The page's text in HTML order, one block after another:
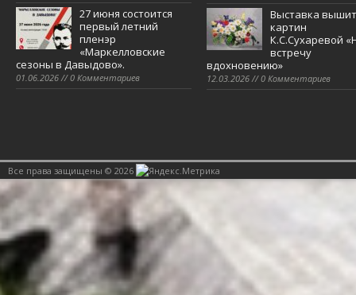
27 июня состоится
первый летний
пленэр
«Маркелловские
сезоны в Давыдово».
01.06.2026 // 0 Комментариев
Выставка
картин
К.С.Сухаревой
встречу
вдохновению»
12.03.2026 // 0 Комментариев
Все права защищены © 2026